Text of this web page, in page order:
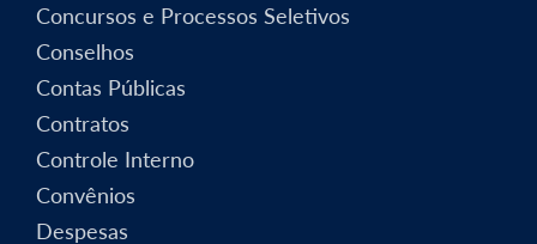
Concursos e Processos Seletivos
Conselhos
Contas Públicas
Contratos
Controle Interno
Convênios
Despesas